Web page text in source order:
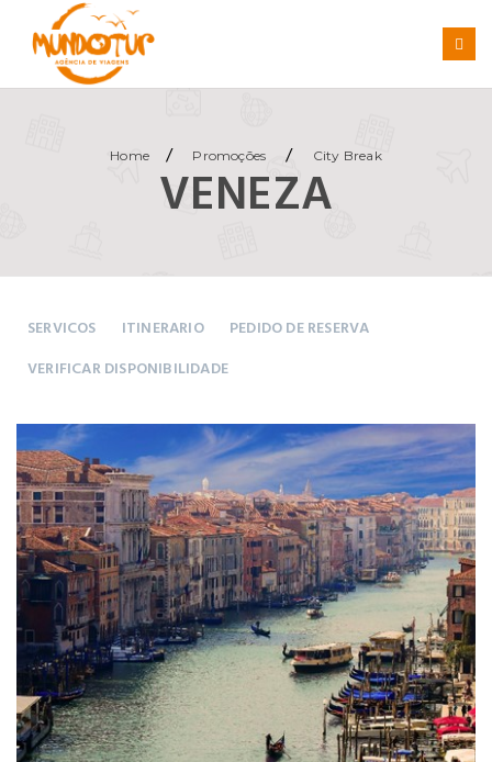
Home / Promoções / City Break
VENEZA
SERVICOS ITINERARIO
PEDIDO DE RESERVA
VERIFICAR DISPONIBILIDADE